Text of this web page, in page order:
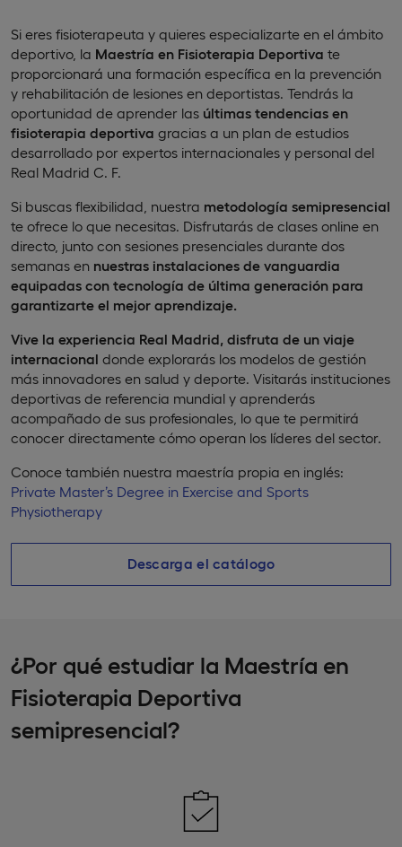
Si eres fisioterapeuta y quieres especializarte en el ámbito
deportivo, la Maestría en Fisioterapia Deportiva te
proporcionará una formación específica en la prevención
y rehabilitación de lesiones en deportistas. Tendrás la
oportunidad de aprender las últimas tendencias en
fisioterapia deportiva gracias a un plan de estudios
desarrollado por expertos internacionales y personal del
Real Madrid C. F.
Si buscas flexibilidad, nuestra metodología semipresencial
te ofrece lo que necesitas. Disfrutarás de clases online en
directo, junto con sesiones presenciales durante dos
semanas en nuestras instalaciones de vanguardia
equipadas con tecnología de última generación para
garantizarte el mejor aprendizaje.
Vive la experiencia Real Madrid, disfruta de un viaje
internacional donde explorarás los modelos de gestión
más innovadores en salud y deporte. Visitarás instituciones
deportivas de referencia mundial y aprenderás
acompañado de sus profesionales, lo que te permitirá
conocer directamente cómo operan los líderes del sector.
Conoce también nuestra maestría propia en inglés:
Private Master’s Degree in Exercise and Sports
Physiotherapy
Descarga el catálogo
¿Por qué estudiar la Maestría en
Fisioterapia Deportiva
semipresencial?